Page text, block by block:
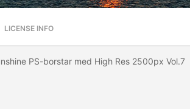
LICENSE INFO
PS-borstar med High Res 2500px Vol.7